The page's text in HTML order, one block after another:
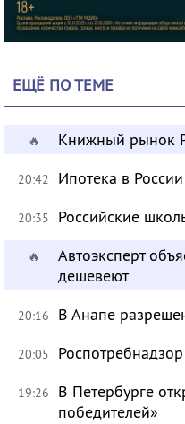
ЕЩЁ ПО ТЕМЕ
🔥 Книжный рынок
20:42 Ипотека в
20:35 Российские
🔥
Автоэксперт
дешевеют
20:16 В Анапе
20:05
19:26
В Петербурге
победителей»